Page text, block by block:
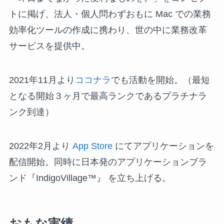
トに掲げ、法人・個人問わずおもに Mac での業務
効率化ツールの作成に携わり、世の中に業務改革
サービスを提供中。
2021年11月より ココナラ でも活動を開始。（最短
となる開始３ヶ月で最高ランクであるプラチナラ
ンク到達）
2022年2月より App Storeにてアプリケーションを
配信開始。同時に日本発のアプリケーションブラ
ンド『IndigoVillage™』 を立ち上げる。